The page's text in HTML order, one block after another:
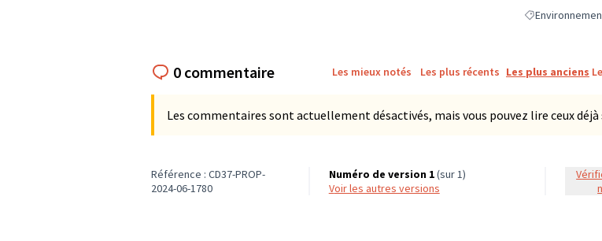
Filtrer les
0 commentaire Les mieux notés Les plus récents Les plus anciens
Les commentaires sont actuellement désactivés, mais vous pouvez lire ceux déjà
Référence : CD37-PROP-
2024-06-1780
Numéro de version 1(sur 1)
voir les autres versions
Vérifiez l'empreinte